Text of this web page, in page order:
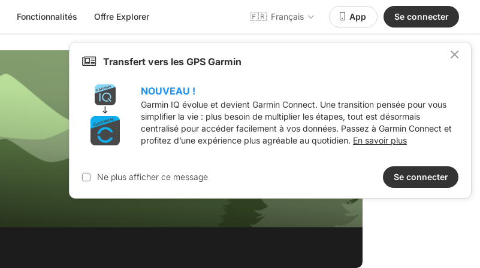
Fonctionnalités Offre Explorer 🇫🇷 Français App Se connecter
Transfert vers les GPS Garmin
NOUVEAU !
Garmin IQ évolue et devient Garmin Connect. Une transition pensée pour vous
simplifier la vie : plus besoin de multiplier les étapes, tout est désormais
centralisé pour accéder facilement à vos données. Passez à Garmin Connect et
profitez d’une expérience plus agréable au quotidien. En savoir plus
Ne plus afficher ce message Se connecter